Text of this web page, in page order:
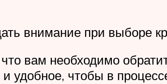
внимание при выборе
вам необходимо
удобное, чтобы в